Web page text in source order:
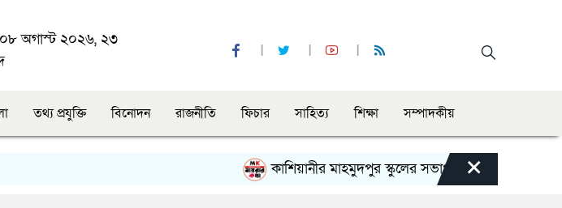
০৮ অগাস্ট ২০২৬, ২৩
তথ্য প্রযুক্তি বিনোদন রাজনীতি ফিচার সাহিত্য শিক্ষা সম্পাদকীয়
কাশিয়ানীর মাহমুদপুর স্কুলের সভাপতি হলেন গোবিন্দ কির্ত্তনীয়া
×